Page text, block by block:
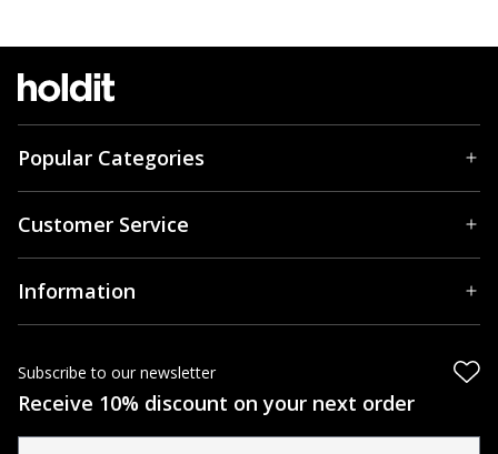
Popular Categories
Customer Service
Information
Subscribe to our newsletter
Receive 10% discount on your next order